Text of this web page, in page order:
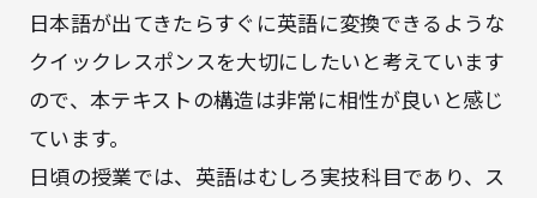
日本語が出てきたらすぐに英語に変換できるような
クイックレスポンスを大切にしたいと考えています
ので、本テキストの構造は非常に相性が良いと感じ
ています。
日頃の授業では、英語はむしろ実技科目であり、ス